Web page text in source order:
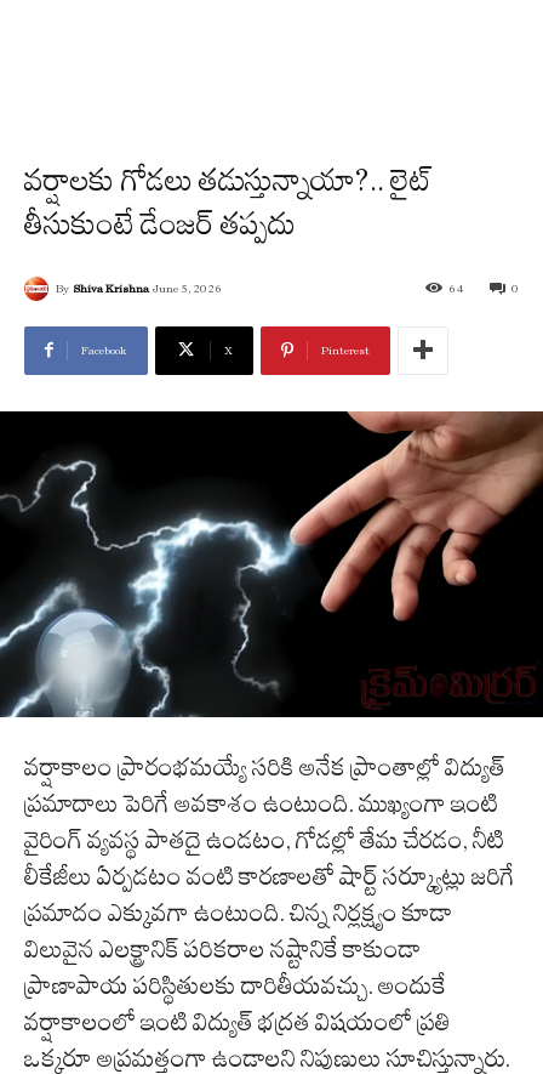
వర్షాలకు గోడలు తడుస్తున్నాయా?.. లైట్
తీసుకుంటే డేంజర్ తప్పదు
By Shiva Krishna June 5, 2026 0
64
Facebook X Pinterest
వర్షాకాలం ప్రారంభమయ్యే సరికి అనేక ప్రాంతాల్లో విద్యుత్
ప్రమాదాలు పెరిగే అవకాశం ఉంటుంది. ముఖ్యంగా ఇంటి
వైరింగ్ వ్యవస్థ పాతదై ఉండటం, గోడల్లో తేమ చేరడం, నీటి
లీకేజీలు ఏర్పడటం వంటి కారణాలతో షార్ట్ సర్క్యూట్లు జరిగే
ప్రమాదం ఎక్కువగా ఉంటుంది. చిన్న నిర్లక్ష్యం కూడా
విలువైన ఎలక్ట్రానిక్ పరికరాల నష్టానికే కాకుండా
ప్రాణాపాయ పరిస్థితులకు దారితీయవచ్చు. అందుకే
వర్షాకాలంలో ఇంటి విద్యుత్ భద్రత విషయంలో ప్రతి
ఒక్కరూ అప్రమత్తంగా ఉండాలని నిపుణులు సూచిస్తున్నారు.